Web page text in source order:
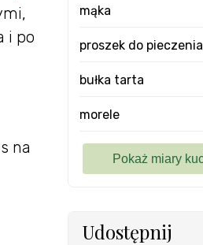
i po
na
mąka
proszek do pieczenia
bułka tarta
morele
Udostępnij